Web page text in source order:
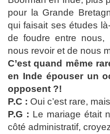
pour la Grande
qui faisait ses études
de foudre entre
nous revoir et de nous
C’est quand même
en Inde épouser un
opposent ?!
P.C : Oui c’est rare,
P.G : Le mariage était
côté administratif,